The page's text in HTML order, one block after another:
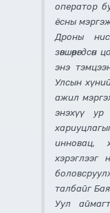
оператор
ёсны
Дроны
энэ
Улсын
ажил
энэхүү ур
инновац,
хэрэглээг
талбайг
Уул